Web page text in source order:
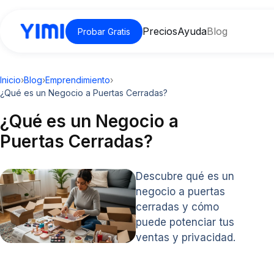
Probar Gratis PreciosAyudaBlog
Inicio›Blog›Emprendimiento›
¿Qué es un Negocio a Puertas Cerradas?
¿Qué es un Negocio a
Puertas Cerradas?
Descubre qué es un
negocio a puertas
cerradas y cómo
puede potenciar tus
ventas y privacidad.